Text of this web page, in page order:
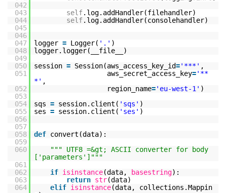
042
043
self.log.addHandler(filehandler)
044
self.log.addHandler(consolehandler)
045
046
047
logger = Logger( '.' )
048
logger.logger(__file__)
049
050
session = Session(aws_access_key_id='***' ,
051
aws_secret_access_key='**
*' ,
052
region_name='eu-west-1' )
053
054
sqs = session.client( 'sqs' )
055
ses = session.client( 'ses' )
056
057
058
def convert(data):
059
060
""" UTF8 =&gt; ASCII converter for body
['parameters']"""
061
062
if isinstance(data, basestring):
063
return str(data)
064
elif isinstance(data, collections.Mappin